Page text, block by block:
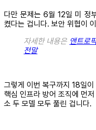
다만 문제는 6월 12일 미 정
켰다는 겁니다. 보안 위협이
자세한 내용은 앤트로
전말
그렇게 이번 복구까지 18일
핵심 인프라 방어 조직에 먼
소 두 모델 모두 풀린 겁니다.